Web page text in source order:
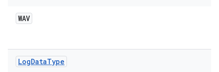
WAV
LogDataType